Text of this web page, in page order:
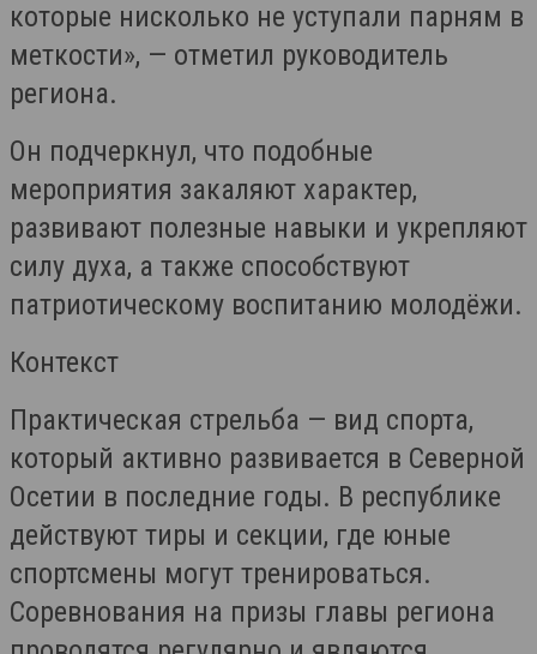
которые нисколько не уступали парням в
меткости», — отметил руководитель
региона.
Он подчеркнул, что подобные
мероприятия закаляют характер,
развивают полезные навыки и укрепляют
силу духа, а также способствуют
патриотическому воспитанию молодёжи.
Контекст
Практическая стрельба — вид спорта,
который активно развивается в Северной
Осетии в последние годы. В республике
действуют тиры и секции, где юные
спортсмены могут тренироваться.
Соревнования на призы главы региона